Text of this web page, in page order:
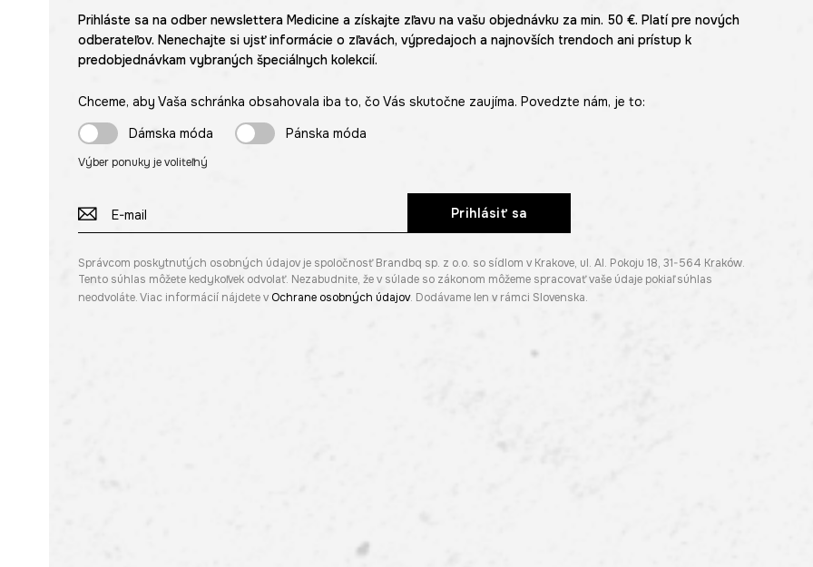
Prihláste sa na odber newslettera Medicine a získajte zľavu na vašu objednávku za min. 50 €. Platí pre nových
odberateľov. Nenechajte si ujsť informácie o zľavách, výpredajoch a najnovších trendoch ani prístup k
predobjednávkam vybraných špeciálnych kolekcií.
Chceme, aby Vaša schránka obsahovala iba to, čo Vás skutočne zaujíma. Povedzte nám, je to:
Dámska móda
Pánska móda
Výber ponuky je voliteľný
Prihlásiť sa
Správcom poskytnutých osobných údajov je spoločnosť Brandbq sp. z o.o. so sídlom v Krakove, ul. Al. Pokoju 18, 31-564 Kraków.
Tento súhlas môžete kedykoľvek odvolať. Nezabudnite, že v súlade so zákonom môžeme spracovať vaše údaje pokiaľ súhlas
neodvoláte. Viac informácií nájdete v Ochrane osobných údajov. Dodávame len v rámci Slovenska.